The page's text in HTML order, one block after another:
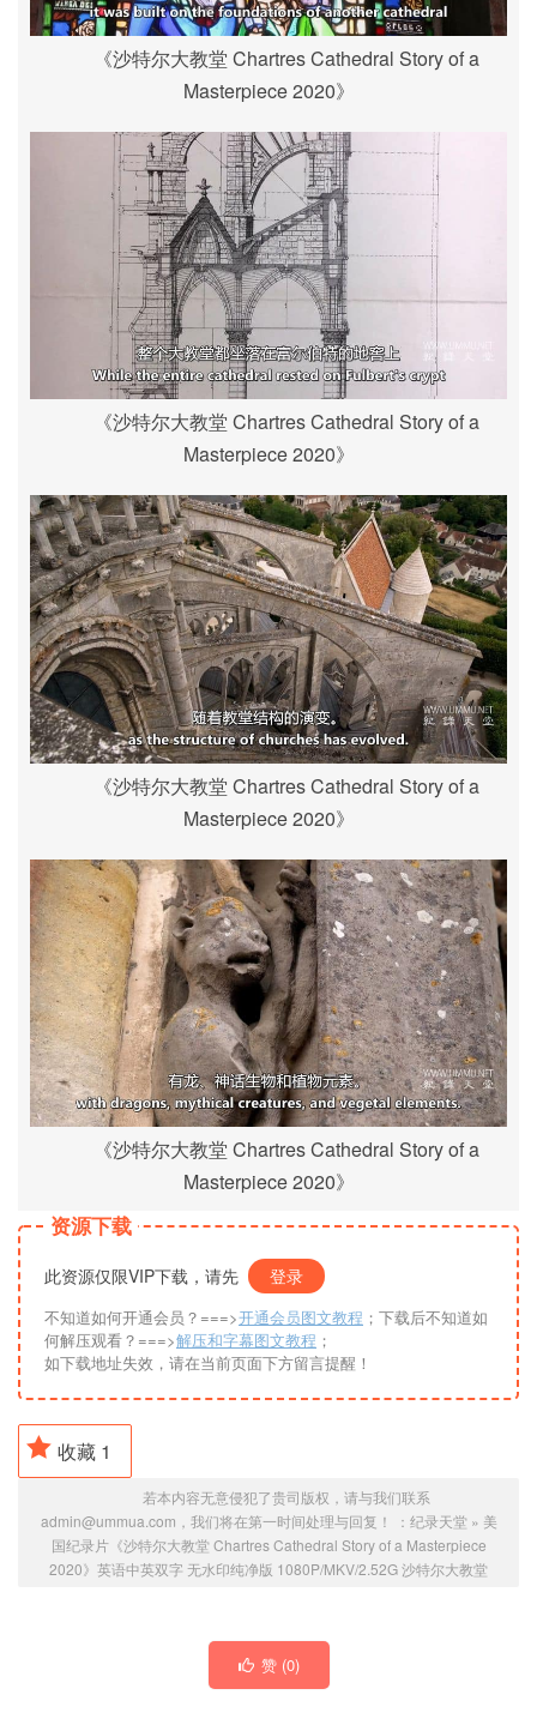
《沙特尔大教堂 Chartres Cathedral Story of a
Masterpiece 2020》
《沙特尔大教堂 Chartres Cathedral Story of a
Masterpiece 2020》
《沙特尔大教堂 Chartres Cathedral Story of a
Masterpiece 2020》
《沙特尔大教堂 Chartres Cathedral Story of a
Masterpiece 2020》
资源下载
此资源仅限VIP下载，请先 登录
不知道如何开通会员？===>开通会员图文教程 ；下载后不知道如
何解压观看？===>解压和字幕图文教程 ；
如下载地址失效，请在当前页面下方留言提醒！
收藏 1
若本内容无意侵犯了贵司版权，请与我们联系
admin@ummua.com，我们将在第一时间处理与回复！ ： 纪录天堂» 美
国纪录片《沙特尔大教堂 Chartres Cathedral Story of a Masterpiece
2020》英语中英双字 无水印纯净版 1080P/MKV/2.52G 沙特尔大教堂
赞 (0)